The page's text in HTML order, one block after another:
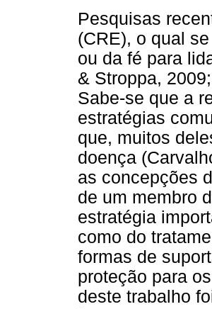
Pesquisas
(CRE), o qual
ou da fé para
& Stroppa,
Sabe-se que a
estratégias
que, muitos
doença
as concepções
de um membro
estratégia
como do
formas de
proteção para
deste trabalho